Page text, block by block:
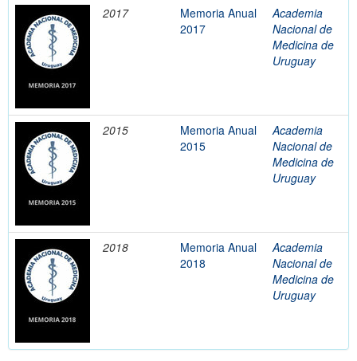
2017
Memoria Anual
2017
Academia
Nacional de
Medicina de
Uruguay
2015
Memoria Anual
2015
Academia
Nacional de
Medicina de
Uruguay
2018
Memoria Anual
2018
Academia
Nacional de
Medicina de
Uruguay